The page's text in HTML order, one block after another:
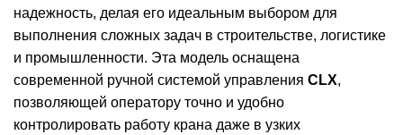
надежность, делая его идеальным выбором для
выполнения сложных задач в строительстве, логистике
и промышленности. Эта модель оснащена
современной ручной системой управления CLX,
позволяющей оператору точно и удобно
контролировать работу крана даже в узких